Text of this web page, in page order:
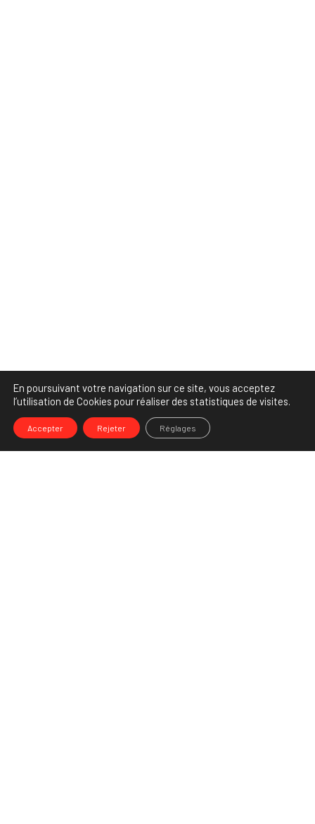
En poursuivant votre navigation sur ce site, vous acceptez
l’utilisation de Cookies pour réaliser des statistiques de visites.
Accepter Rejeter Réglages